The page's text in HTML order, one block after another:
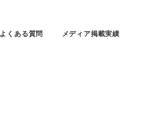
よくある質問 メディア掲載実績